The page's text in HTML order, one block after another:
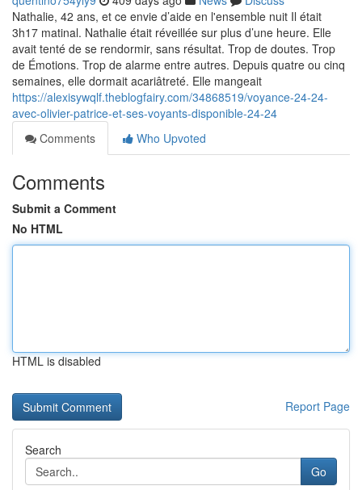
Nathalie, 42 ans, et ce envie d’aide en l'ensemble nuit Il était
3h17 matinal. Nathalie était réveillée sur plus d’une heure. Elle
avait tenté de se rendormir, sans résultat. Trop de doutes. Trop
de Émotions. Trop de alarme entre autres. Depuis quatre ou cinq
semaines, elle dormait acariâtreté. Elle mangeait
https://alexisywqlf.theblogfairy.com/34868519/voyance-24-24-
avec-olivier-patrice-et-ses-voyants-disponible-24-24
Comments
Who Upvoted
Comments
Submit a Comment
No HTML
HTML is disabled
Report Page
Search
Go